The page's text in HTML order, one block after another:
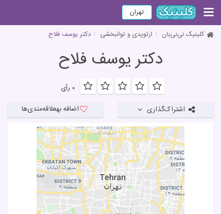
تهران
کلینیک نی‌نی‌بان ارتوپدی و توانبخشی دکتر یوسف فلاح
دکتر یوسف فلاح
۰ رأی
اشتراک‌گذاری اضافه بهعلاقه‌مندی‌ها